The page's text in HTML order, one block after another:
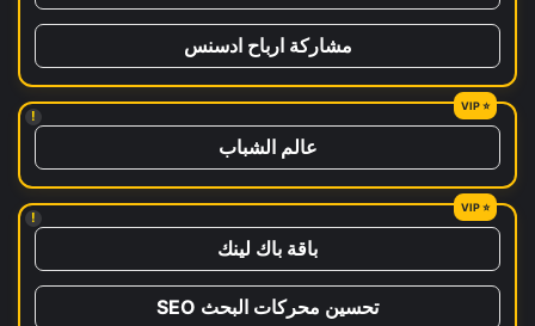
مشاركة ارباح ادسنس
!
عالم الشباب
!
باقة باك لينك
تحسين محركات البحث SEO